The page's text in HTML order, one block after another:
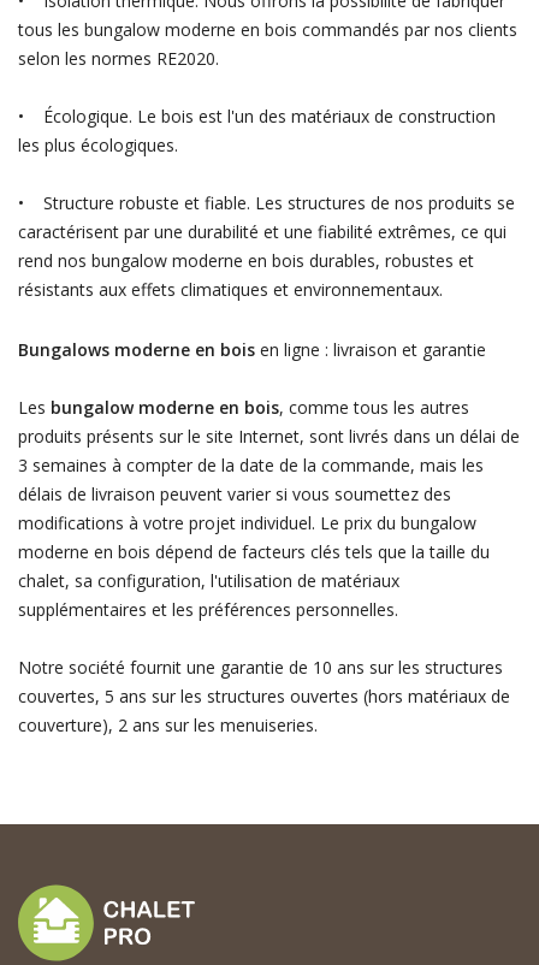
tous les bungalow moderne en bois commandés par nos clients
selon les normes RE2020.
• Écologique. Le bois est l'un des matériaux de construction
les plus écologiques.
• Structure robuste et fiable. Les structures de nos produits se
caractérisent par une durabilité et une fiabilité extrêmes, ce qui
rend nos bungalow moderne en bois durables, robustes et
résistants aux effets climatiques et environnementaux.
Bungalows moderne en boisen ligne : livraison et garantie
Les bungalow moderne en bois, comme tous les autres
produits présents sur le site Internet, sont livrés dans un délai de
3 semaines à compter de la date de la commande, mais les
délais de livraison peuvent varier si vous soumettez des
modifications à votre projet individuel. Le prix du bungalow
moderne en bois dépend de facteurs clés tels que la taille du
chalet, sa configuration, l'utilisation de matériaux
supplémentaires et les préférences personnelles.
Notre société fournit une garantie de 10 ans sur les structures
couvertes, 5 ans sur les structures ouvertes (hors matériaux de
couverture), 2 ans sur les menuiseries.